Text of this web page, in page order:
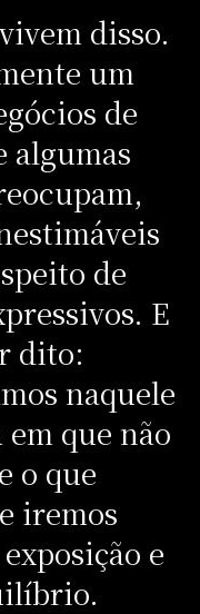
disso.
um
de
algumas
de
E
dito:
naquele
que não
o que
iremos
e